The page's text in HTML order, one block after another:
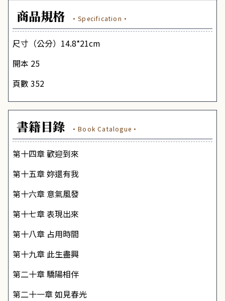
商品規格 ·Specification·
尺寸（公分）14.8*21cm
開本 25
頁數 352
書籍目錄 ·Book Catalogue·
第十四章 歡迎到來
第十五章 妳還有我
第十六章 意氣風發
第十七章 表現出來
第十八章 占用時間
第十九章 此生盡興
第二十章 驕陽相伴
第二十一章如見春光